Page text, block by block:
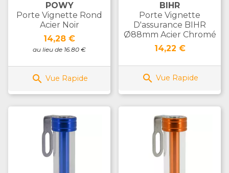
POWY
Porte Vignette Rond
Acier Noir
Prix
14,28 €
au lieu de 16.80 €
 Vue Rapide
BIHR
Porte Vignette
D'assurance BIHR
Ø88mm Acier Chromé
Prix
14,22 €
 Vue Rapide